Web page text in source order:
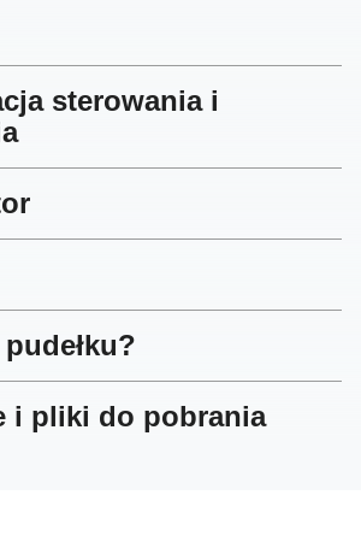
sterowania i
i pliki do pobrania